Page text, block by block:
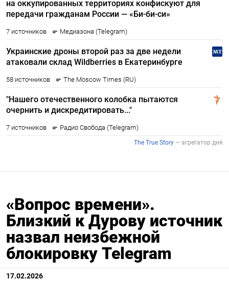
«Вопрос времени».
Близкий к Дурову источник
назвал неизбежной
блокировку Telegram
17.02.2026